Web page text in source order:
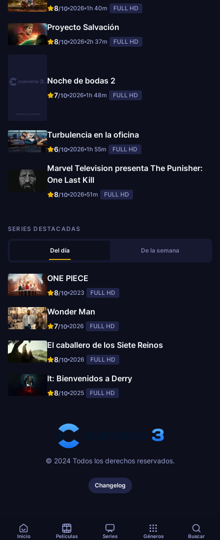
8/10 2026 1h 40m FULL HD
Proyecto Salvación
8/10 2026 2h 37m FULL HD
Noche de bodas 2
7/10 2026 1h 48m FULL HD
Turbulencia en la oficina
6/10 2026 1h 55m FULL HD
Marvel Television presenta The Punisher:
One Last Kill
8/10 2026 51m FULL HD
SERIES DESTACADAS
Del día De la semana
ONE PIECE
8/10 2023 FULL HD
Wonder Man
7/10 2026 FULL HD
El caballero de los Siete Reinos
8/10 2026 FULL HD
It: Bienvenidos a Derry
8/10 2025 FULL HD
© 2024 Todos los derechos reservados.
Changelog
Inicio Películas Series Géneros Buscar